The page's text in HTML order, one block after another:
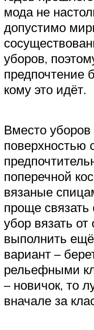
мода не
допустимо
уборов,
предпочтение
кому это идёт.
Вместо уборов
поверхностью
поперечной
вязаные
проще
убор вязать
выполнить
вариант –
рельефными
– новичок, то
вначале за